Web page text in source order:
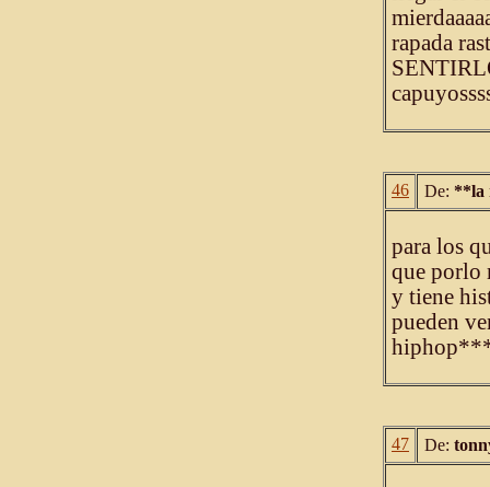
rapada
46 De: **la
para los
que porlo
y tiene
pueden
47 De: